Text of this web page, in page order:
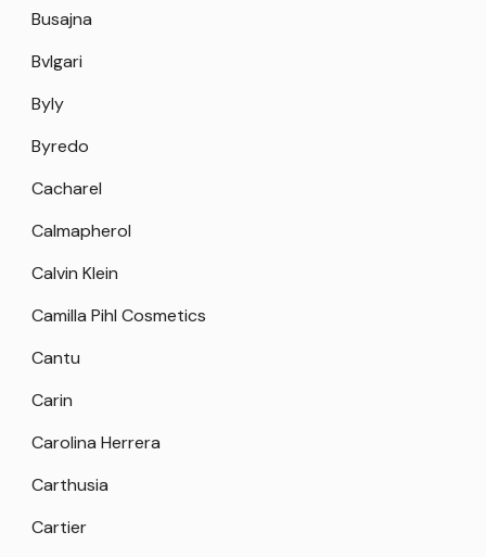
Busajna
Bvlgari
Byly
Byredo
Cacharel
Calmapherol
Calvin Klein
Camilla Pihl Cosmetics
Cantu
Carin
Carolina Herrera
Carthusia
Cartier